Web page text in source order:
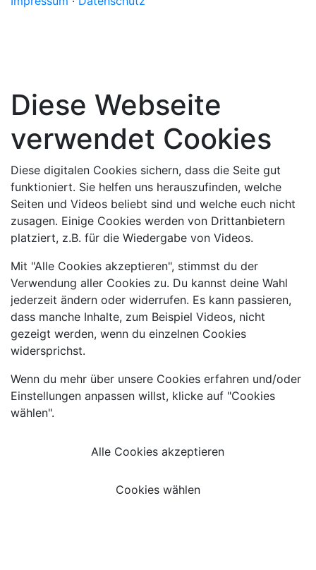
Diese Webseite
verwendet Cookies
Diese digitalen Cookies sichern, dass die Seite gut
funktioniert. Sie helfen uns herauszufinden, welche
Seiten und Videos beliebt sind und welche euch nicht
zusagen. Einige Cookies werden von Drittanbietern
platziert, z.B. für die Wiedergabe von Videos.
Mit "Alle Cookies akzeptieren", stimmst du der
Verwendung aller Cookies zu. Du kannst deine Wahl
jederzeit ändern oder widerrufen. Es kann passieren,
dass manche Inhalte, zum Beispiel Videos, nicht
gezeigt werden, wenn du einzelnen Cookies
widersprichst.
Wenn du mehr über unsere Cookies erfahren und/oder
Einstellungen anpassen willst, klicke auf "Cookies
wählen".
Alle Cookies akzeptieren
Cookies wählen